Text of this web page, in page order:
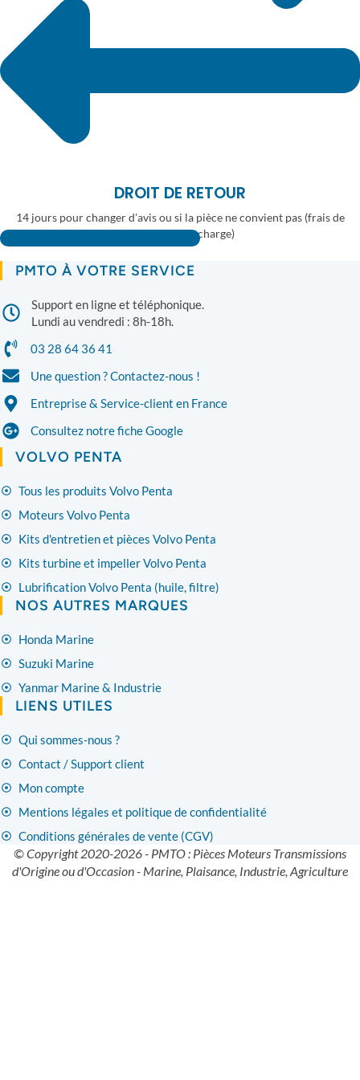
DROIT DE RETOUR
14 jours pour changer d'avis ou si la pièce ne convient pas (frais de
retour à votre charge)
Consulter la fiche Google PMTO
PMTO À VOTRE SERVICE
Support en ligne et téléphonique.
Lundi au vendredi : 8h-18h.
03 28 64 36 41
Une question ? Contactez-nous !
Entreprise & Service-client en France
Consultez notre fiche Google
VOLVO PENTA
Tous les produits Volvo Penta
Moteurs Volvo Penta
Kits d'entretien et pièces Volvo Penta
Kits turbine et impeller Volvo Penta
Lubrification Volvo Penta (huile, filtre)
NOS AUTRES MARQUES
Honda Marine
Suzuki Marine
Yanmar Marine & Industrie
LIENS UTILES
Qui sommes-nous ?
Contact / Support client
Mon compte
Mentions légales et politique de confidentialité
Conditions générales de vente (CGV)
© Copyright 2020-2026 - PMTO : Pièces Moteurs Transmissions
d'Origine ou d'Occasion - Marine, Plaisance, Industrie, Agriculture